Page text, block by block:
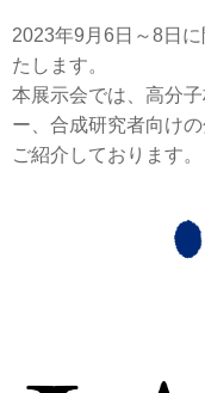
2023年9月6日～8日
たします。
本展示会では、高分
ー、合成研究者向け
ご紹介しております。